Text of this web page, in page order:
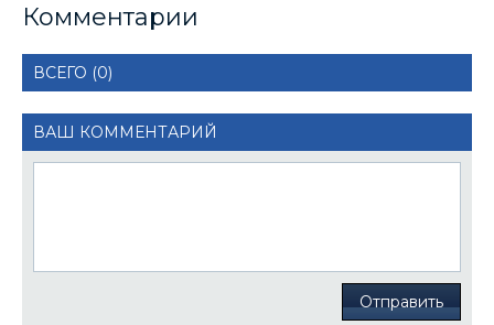
Комментарии
ВСЕГО (0)
ВАШ КОММЕНТАРИЙ
Отправить